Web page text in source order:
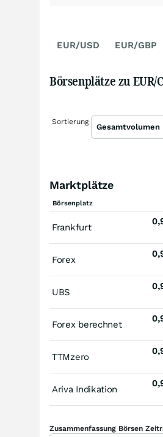
EUR/USD EUR/GBP
Börsenplätze zu EUR/
Sortierung
Gesamtvolumen
Marktplätze
Börsenplatz
Frankfurt
Forex
UBS
Forex berechnet
TTMzero
Ariva Indikation
Zusammenfassung Börsen